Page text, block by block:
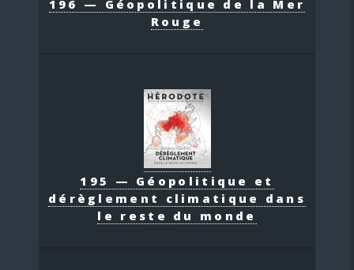
196 — Géopolitique de la Mer
Rouge
195 — Géopolitique et
dérèglement climatique dans
le reste du monde